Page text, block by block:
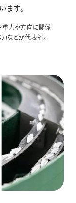
ます。
重力や方向に関係
などが代表例。